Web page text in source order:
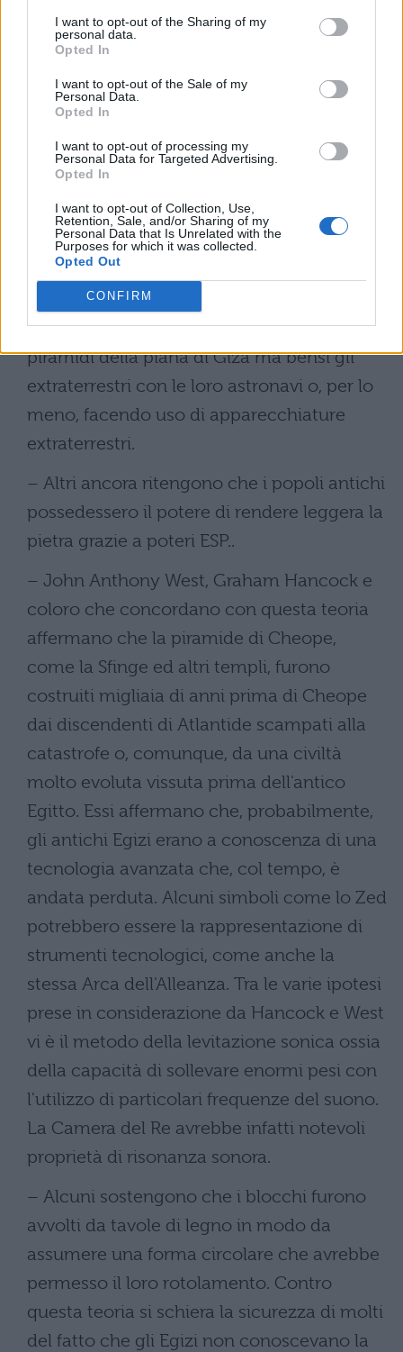
I want to opt-out of the Sharing of my
personal data.
Opted In
I want to opt-out of the Sale of my
Personal Data.
Opted In
I want to opt-out of processing my
Personal Data for Targeted Advertising.
Opted In
I want to opt-out of Collection, Use,
Retention, Sale, and/or Sharing of my
Personal Data that Is Unrelated with the
Purposes for which it was collected.
Opted Out
CONFIRM
caricava la slitta, la si faceva basculare su
un fianco, in modo da lasciare un lato della
stessa sollevato, sotto questo lato venivano
inseriti degli spessori, poi si ricominciava
con l'altro fianco, in questo modo si riusciva
a far alzare la slitta con il suo carico di
parecchi cm. Nove persone sono riuscite a
sollevare un masso di 3 tonnellate di 1
metro in 20 minuti.
– Alcuni spiegano il mistero ipotizzando
che non furono gli Egizi a costruire le
piramidi della piana di Giza ma bensì gli
extraterrestri con le loro astronavi o, per lo
meno, facendo uso di apparecchiature
extraterrestri.
– Altri ancora ritengono che i popoli antichi
possedessero il potere di rendere leggera la
pietra grazie a poteri ESP..
– John Anthony West, Graham Hancock e
coloro che concordano con questa teoria
affermano che la piramide di Cheope,
come la Sfinge ed altri templi, furono
costruiti migliaia di anni prima di Cheope
dai discendenti di Atlantide scampati alla
catastrofe o, comunque, da una civiltà
molto evoluta vissuta prima dell'antico
Egitto. Essi affermano che, probabilmente,
gli antichi Egizi erano a conoscenza di una
tecnologia avanzata che, col tempo, è
andata perduta. Alcuni simboli come lo Zed
potrebbero essere la rappresentazione di
strumenti tecnologici, come anche la
stessa Arca dell'Alleanza. Tra le varie ipotesi
prese in considerazione da Hancock e West
vi è il metodo della levitazione sonica ossia
della capacità di sollevare enormi pesi con
l'utilizzo di particolari frequenze del suono.
La Camera del Re avrebbe infatti notevoli
proprietà di risonanza sonora.
– Alcuni sostengono che i blocchi furono
avvolti da tavole di legno in modo da
assumere una forma circolare che avrebbe
permesso il loro rotolamento. Contro
questa teoria si schiera la sicurezza di molti
del fatto che gli Egizi non conoscevano la